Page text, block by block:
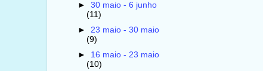
► 30 maio - 6 junho
(11)
► 23 maio - 30 maio
(9)
► 16 maio - 23 maio
(10)